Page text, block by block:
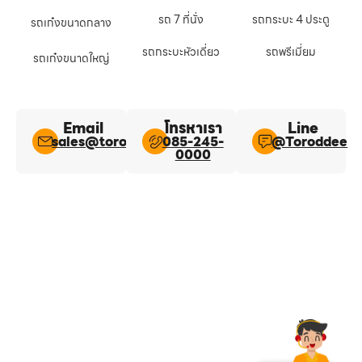
รถเก๋งขนาดกลาง
รถเก๋งขนาดใหญ่
รถ 7 ที่นั่ง
รถกระบะหัวเดี่ยว
รถกระบะ 4 ประตู
รถพรีเมี่ยม
Email
sales@toroddee.com
โทรหาเรา
085-245-
0000
Line​
@Toroddee​